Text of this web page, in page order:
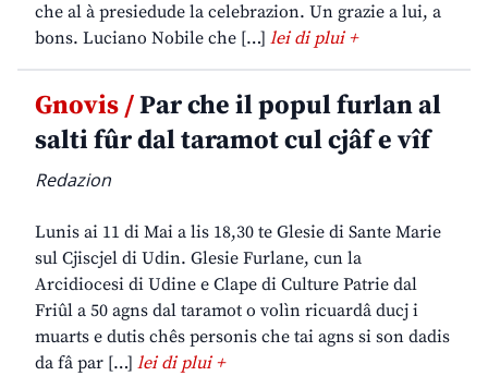
che al à presiedude la celebrazion. Un grazie a lui, a
bons. Luciano Nobile che […] lei di plui +
Gnovis /Par che il popul furlan al
salti fûr dal taramot cul cjâf e vîf
Redazion
Lunis ai 11 di Mai a lis 18,30 te Glesie di Sante Marie
sul Cjiscjel di Udin. Glesie Furlane, cun la
Arcidiocesi di Udine e Clape di Culture Patrie dal
Friûl a 50 agns dal taramot o volìn ricuardâ ducj i
muarts e dutis chês personis che tai agns si son dadis
da fâ par […] lei di plui +